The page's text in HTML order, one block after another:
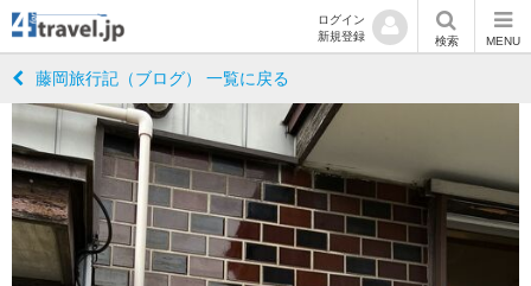
ログイン
新規登録
検索 MENU
藤岡旅行記（ブログ） 一覧に戻る